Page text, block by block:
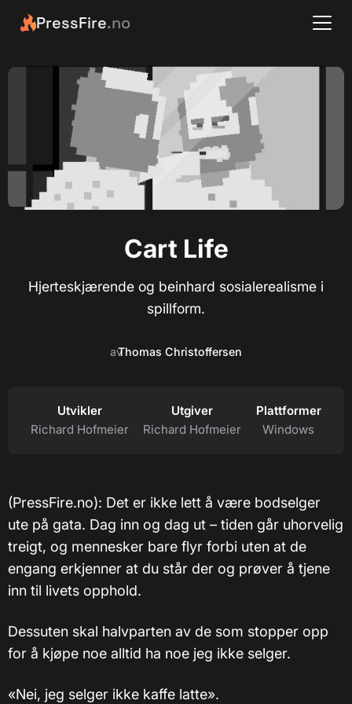
PressFire.no
Cart Life
Hjerteskjærende og beinhard sosialerealisme i
spillform.
avThomas Christoffersen
Utvikler
Richard Hofmeier
Utgiver
Richard Hofmeier
Plattformer
Windows
(PressFire.no): Det er ikke lett å være bodselger
ute på gata. Dag inn og dag ut – tiden går uhorvelig
treigt, og mennesker bare flyr forbi uten at de
engang erkjenner at du står der og prøver å tjene
inn til livets opphold.
Dessuten skal halvparten av de som stopper opp
for å kjøpe noe alltid ha noe jeg ikke selger.
«Nei, jeg selger ikke kaffe latte».